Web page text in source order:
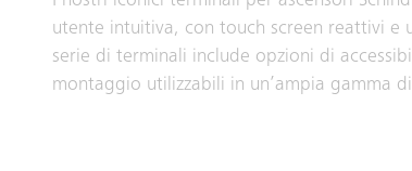
utente intuitiva, con touch screen reattivi e
serie di terminali include opzioni di
montaggio utilizzabili in un’ampia gamma